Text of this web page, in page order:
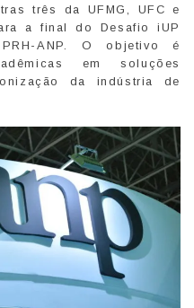
três da UFMG, UFC e
a final do Desafio iUP
ANP. O objetivo é
em soluções
da indústria de